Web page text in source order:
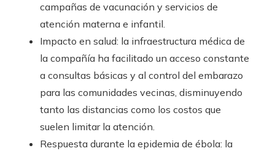
campañas de vacunación y servicios de
atención materna e infantil.
Impacto en salud: la infraestructura médica de
la compañía ha facilitado un acceso constante
a consultas básicas y al control del embarazo
para las comunidades vecinas, disminuyendo
tanto las distancias como los costos que
suelen limitar la atención.
Respuesta durante la epidemia de ébola: la